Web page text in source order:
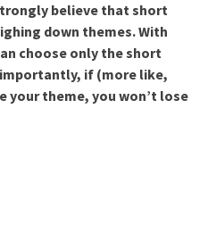
believe that short
down themes. With
choose only the short
if (more like,
your theme, you won’t lose